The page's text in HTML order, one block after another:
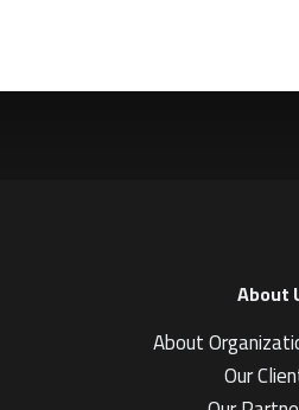
About
About
Our